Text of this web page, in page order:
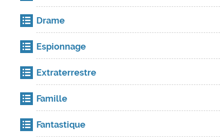
Drame
Espionnage
Extraterrestre
Famille
Fantastique